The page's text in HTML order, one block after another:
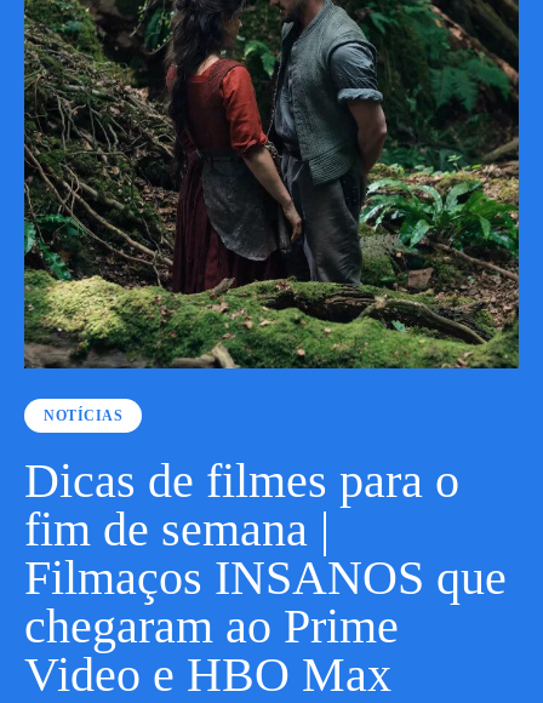
NOTÍCIAS
Dicas de filmes para o
fim de semana |
Filmaços INSANOS que
chegaram ao Prime
Video e HBO Max